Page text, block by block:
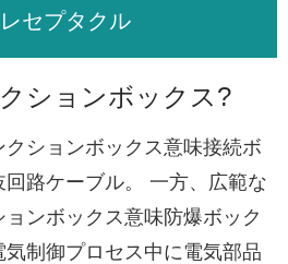
セプタクル
ションボックス?
ションボックス意味接続ボ
路ケーブル。 一方、広範な
ンボックス意味防爆ボック
制御プロセス中に電気部品